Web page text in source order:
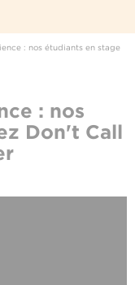
: nos étudiants en stage
: nos
Don't Call